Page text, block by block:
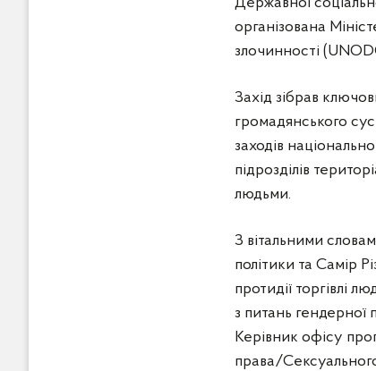
організована
злочинності
Захід зібрав
громадянського
заходів
підрозділів
людьми.
З вітальними
політики та Самір
протидії торгівлі
з питань гендерної
Керівник офісу
права/